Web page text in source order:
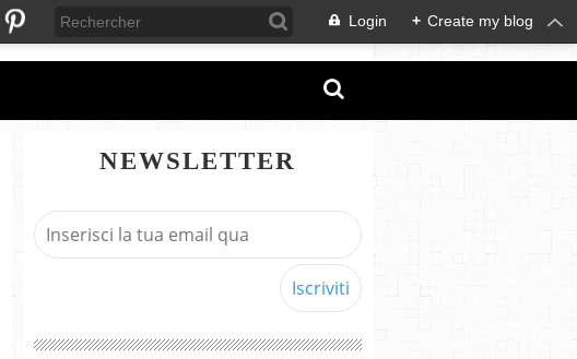
Login + Create my blog
NEWSLETTER